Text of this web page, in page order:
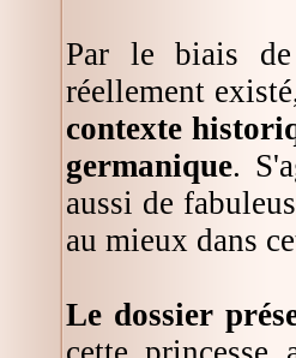
Par le biais de
réellement
contexte
germanique.
aussi de
au mieux dans
Le dossier